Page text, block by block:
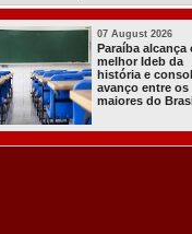
03 August 2026
Itabaiana
a primeira
Comunitária
Solidária a
Comunidade